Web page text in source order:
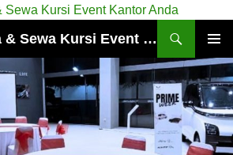
Pusat Sewa Meja & Sewa Kursi Event Kantor Anda
MENU
UTAMA